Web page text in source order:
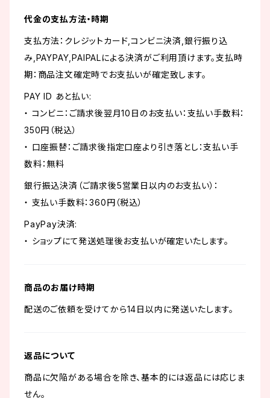
代金の支払方法・時期
支払方法：クレジットカード,コンビニ決済,銀行振り込
み,PAYPAY,PAIPALによる決済がご利用頂けます。支払時
期：商品注文確定時でお支払いが確定致します。
PAY ID あと払い:
・ コンビニ：ご請求後翌月10日のお支払い：支払い手数料：
350円（税込）
・ 口座振替：ご請求後指定口座より引き落とし：支払い手
数料：無料
銀行振込決済（ご請求後5営業日以内のお支払い）：
・ 支払い手数料：360円（税込）
PayPay決済:
・ ショップにて発送処理後お支払いが確定いたします。
商品のお届け時期
配送のご依頼を受けてから14日以内に発送いたします。
返品について
商品に欠陥がある場合を除き、基本的には返品には応じま
せん。